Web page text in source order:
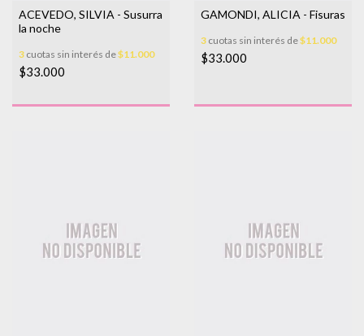
ACEVEDO, SILVIA - Susurra
la noche
3 cuotas sin interés de$11.000
$33.000
GAMONDI, ALICIA - Fisuras
3 cuotas sin interés de$11.000
$33.000